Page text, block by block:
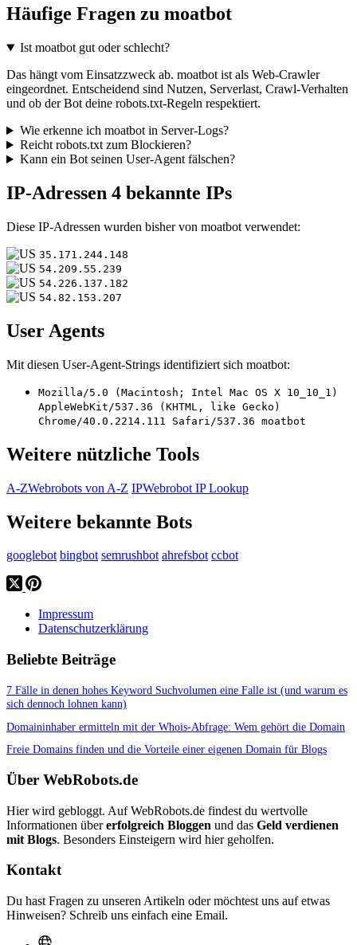
Häufige Fragen zu moatbot
Ist moatbot gut oder schlecht?
Das hängt vom Einsatzzweck ab. moatbot ist als Web-Crawler
eingeordnet. Entscheidend sind Nutzen, Serverlast, Crawl-Verhalten
und ob der Bot deine robots.txt-Regeln respektiert.
Wie erkenne ich moatbot in Server-Logs?
Reicht robots.txt zum Blockieren?
Kann ein Bot seinen User-Agent fälschen?
IP-Adressen 4 bekannte IPs
Diese IP-Adressen wurden bisher von moatbot verwendet:
35.171.244.148
54.209.55.239
54.226.137.182
54.82.153.207
User Agents
Mit diesen User-Agent-Strings identifiziert sich moatbot:
Mozilla/5.0 (Macintosh; Intel Mac OS X 10_10_1)
AppleWebKit/537.36 (KHTML, like Gecko)
Chrome/40.0.2214.111 Safari/537.36 moatbot
Weitere nützliche Tools
A-ZWebrobots von A-Z IPWebrobot IP Lookup
Weitere bekannte Bots
googlebot bingbot semrushbot ahrefsbot ccbot
Impressum
Datenschutzerklärung
Beliebte Beiträge
7 Fälle in denen hohes Keyword Suchvolumen eine Falle ist (und warum es
sich dennoch lohnen kann)
Domaininhaber ermitteln mit der Whois-Abfrage: Wem gehört die Domain
Freie Domains finden und die Vorteile einer eigenen Domain für Blogs
Über WebRobots.de
Hier wird gebloggt. Auf WebRobots.de findest du wertvolle
Informationen übererfolgreich Bloggen und das Geld verdienen
mit Blogs. Besonders Einsteigern wird hier geholfen.
Kontakt
Du hast Fragen zu unseren Artikeln oder möchtest uns auf etwas
Hinweisen? Schreib uns einfach eine Email.